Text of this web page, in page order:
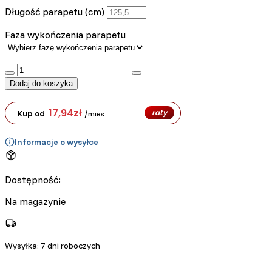
Długość parapetu (cm)
Faza wykończenia parapetu
:product_name quantity
Dodaj do koszyka
Kup od 17,94zł /mies. raty
Informacje o wysyłce
Dostępność:
Na magazynie
Wysyłka: 7 dni roboczych